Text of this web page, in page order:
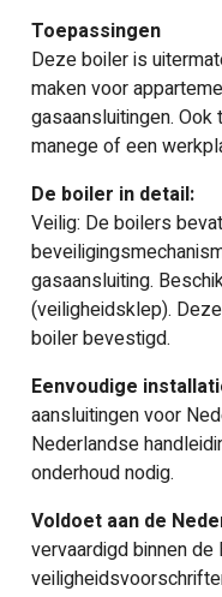
Toepassingen
Deze boiler is
maken voor
gasaansluitingen.
manege of een
De boiler in detail:
Veilig: De boilers
gasaansluiting.
(veiligheidsklep).
boiler bevestigd.
Eenvoudige
aansluitingen voor
Nederlandse
onderhoud nodig.
Voldoet aan de
vervaardigd binnen